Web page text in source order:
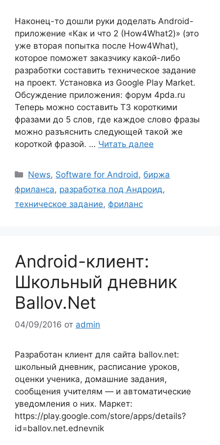
Наконец-то дошли руки доделать Android-
приложение «Как и что 2 (How4What2)» (это
уже вторая попытка после How4What),
которое поможет заказчику какой-либо
разработки составить техническое задание
на проект. Установка из Google Play Market.
Обсуждение приложения: форум 4pda.ru
Теперь можно составить ТЗ короткими
фразами до 5 слов, где каждое слово фразы
можно разъяснить следующей такой же
короткой фразой. … Читать далее
Рубрики
News, Software for Android,биржа
фриланса, разработка под Андроид,
техническое задание, фриланс
Android-клиент:
Школьный дневник
Ballov.Net
04/09/2016 от admin
Разработан клиент для сайта ballov.net:
школьный дневник, расписание уроков,
оценки ученика, домашние задания,
сообщения учителям — и автоматические
уведомления о них. Маркет:
https://play.google.com/store/apps/details?
id=ballov.net.ednevnik